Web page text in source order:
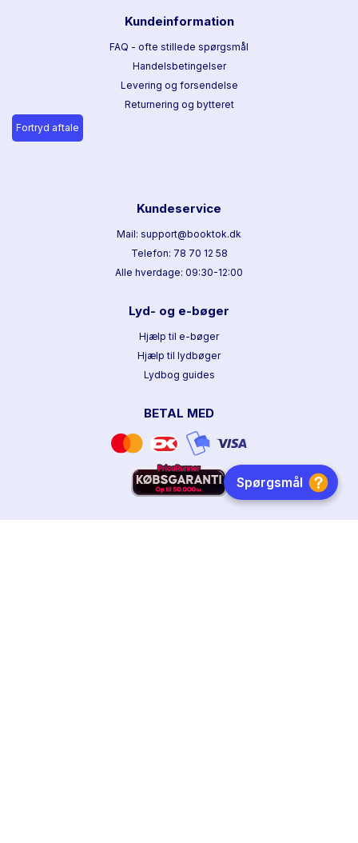
Kundeinformation
FAQ - ofte stillede spørgsmål
Handelsbetingelser
Levering og forsendelse
Returnering og bytteret
Fortryd aftale
Kundeservice
Mail: support@booktok.dk
Telefon: 78 70 12 58
Alle hverdage: 09:30-12:00
Lyd- og e-bøger
Hjælp til e-bøger
Hjælp til lydbøger
Lydbog guides
BETAL MED